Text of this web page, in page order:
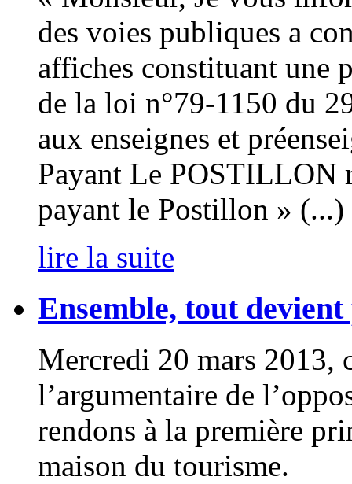
des voies publiques a
affiches constituant une
de la loi n°79-1150 du
aux enseignes et
Payant Le
payant le Postillon » (...)
lire la suite
Ensemble, tout
Mercredi 20 mars 2013,
l’argumentaire de
rendons à la première
maison du tourisme.